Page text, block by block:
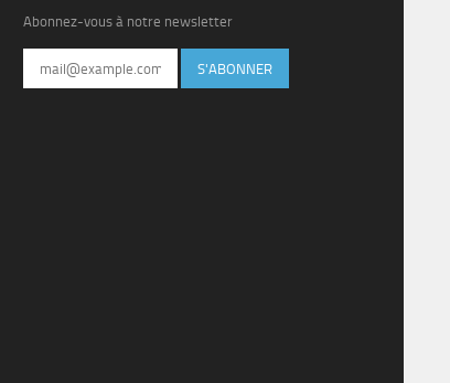
Abonnez-vous à notre newsletter
S'ABONNER